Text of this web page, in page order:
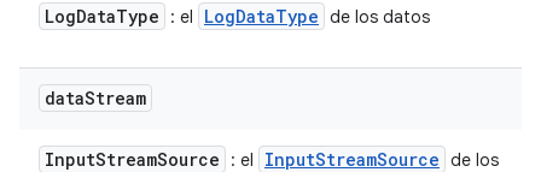
LogDataType : el LogDataType de los datos
dataStream
InputStreamSource : el InputStreamSource de los